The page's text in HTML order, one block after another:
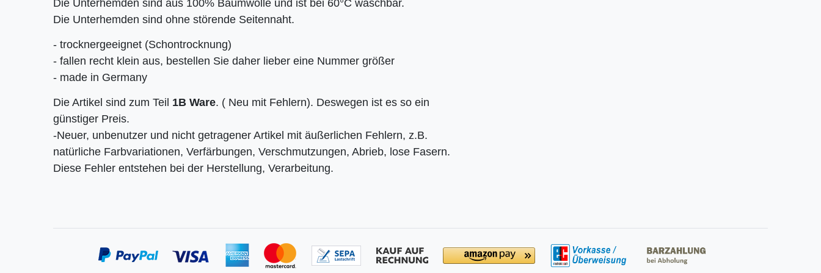
Die Unterhemden sind aus 100% Baumwolle und ist bei 60°C waschbar.
Die Unterhemden sind ohne störende Seitennaht.
- trocknergeeignet (Schontrocknung)
- fallen recht klein aus, bestellen Sie daher lieber eine Nummer größer
- made in Germany
Die Artikel sind zum Teil 1B Ware. ( Neu mit Fehlern). Deswegen ist es so ein
günstiger Preis.
-Neuer, unbenutzer und nicht getragener Artikel mit äußerlichen Fehlern, z.B.
natürliche Farbvariationen, Verfärbungen, Verschmutzungen, Abrieb, lose Fasern.
Diese Fehler entstehen bei der Herstellung, Verarbeitung.